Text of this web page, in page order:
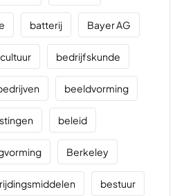
batterij Bayer AG
bedrijfskunde
beeldvorming
beleid
Berkeley
bestuur